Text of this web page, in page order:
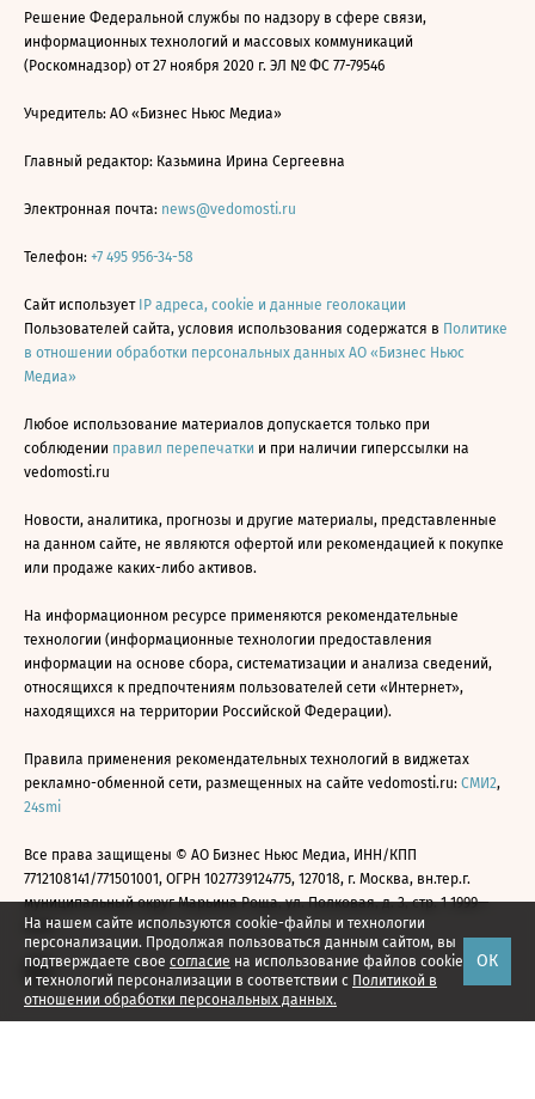
На нашем сайте используются cookie-файлы и технологии
персонализации. Продолжая пользоваться данным сайтом, вы
подтверждаете свое согласие на использование файлов cookie
и технологий персонализации в соответствии с Политикой в
отношении обработки персональных данных.
ОК
Решение Федеральной службы по надзору в сфере связи,
информационных технологий и массовых коммуникаций
(Роскомнадзор) от 27 ноября 2020 г. ЭЛ № ФС 77-79546
Учредитель: АО «Бизнес Ньюс Медиа»
Главный редактор: Казьмина Ирина Сергеевна
Электронная почта: news@vedomosti.ru
Телефон: +7 495 956-34-58
Сайт использует IP адреса, cookie и данные геолокации
Пользователей сайта, условия использования содержатся в Политике
в отношении обработки персональных данных АО «Бизнес Ньюс
Медиа»
Любое использование материалов допускается только при
соблюдении правил перепечатки и при наличии гиперссылки на
vedomosti.ru
Новости, аналитика, прогнозы и другие материалы, представленные
на данном сайте, не являются офертой или рекомендацией к покупке
или продаже каких-либо активов.
На информационном ресурсе применяются рекомендательные
технологии (информационные технологии предоставления
информации на основе сбора, систематизации и анализа сведений,
относящихся к предпочтениям пользователей сети «Интернет»,
находящихся на территории Российской Федерации).
Правила применения рекомендательных технологий в виджетах
рекламно-обменной сети, размещенных на сайте vedomosti.ru: СМИ2,
24smi
Все права защищены © АО Бизнес Ньюс Медиа, ИНН/КПП
7712108141/771501001, ОГРН 1027739124775, 127018, г. Москва, вн.тер.г.
муниципальный округ Марьина Роща, ул. Полковая, д. 3, стр. 1 1999—
2026